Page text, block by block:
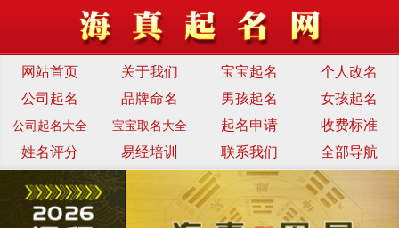
网站首页 关于我们 宝宝起名
个人改名
公司起名
品牌命名 男孩起名 女孩起名
公司起名大全 宝宝取名大全 起名申请
收费标准
姓名评分
易经培训 联系我们 全部导航